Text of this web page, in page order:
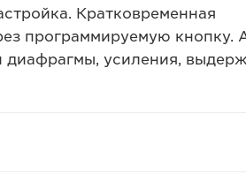
Кратковременная
программируемую кнопку.
усиления,